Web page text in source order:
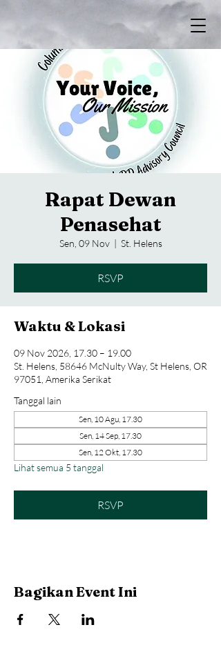
Rapat Dewan
Penasehat
Sen, 09 Nov
  |
St. Helens
RSVP
Waktu & Lokasi
09 Nov 2026, 17.30 – 19.00
St. Helens, 58646 McNulty Way, St Helens, OR
97051, Amerika Serikat
Tanggal lain
Sen, 10 Agu, 17.30
Sen, 14 Sep, 17.30
Sen, 12 Okt, 17.30
Lihat semua 5 tanggal
RSVP
Bagikan Event Ini